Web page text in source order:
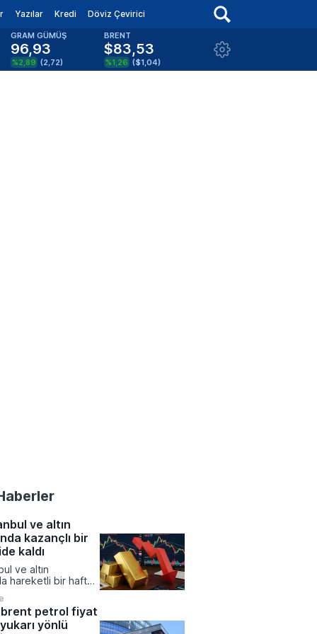
Yazılar Kredi Döviz Çevirici
GRAM GÜMÜŞ
96,93
%2,89 (2,72)
BRENT
$83,53
%1,26 ($1,04)
ve altın
kazançlı bir
kaldı
ve altın
hareketli bir hafta
çoğunluğu
kazanç sağlamayı
kurlarında yukarı
petrol fiyat
yönlü